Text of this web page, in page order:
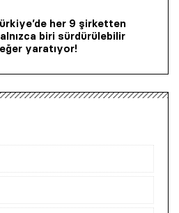
her 9 şirketten
biri sürdürülebilir
yaratıyor!